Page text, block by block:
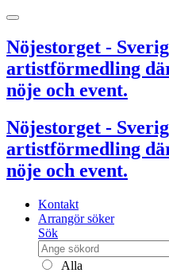
Nöjestorget -
artistförmedling
nöje och event.
Nöjestorget -
artistförmedling
nöje och event.
Kontakt
Arrangör söker
Sök
Alla